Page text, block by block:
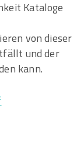
Kataloge
von dieser
und der
kann.